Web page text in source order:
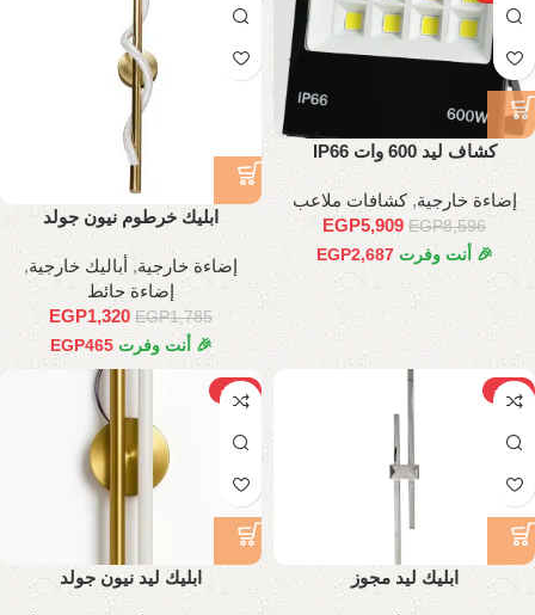
كشاف ليد 600 وات IP66
إضاءة خارجية,كشافات ملاعب
EGP8,596
EGP5,909
🎉 أنت وفرت EGP2,687
ابليك خرطوم نيون جولد
إضاءة خارجية, أباليك خارجية,
إضاءة حائط
EGP1,785
EGP1,320
🎉 أنت وفرت EGP465
-23%
ابليك ليد مجوز
-30%
ابليك ليد نيون جولد